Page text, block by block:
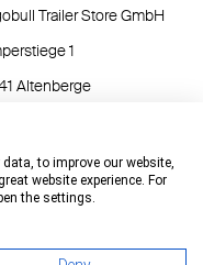
Trailer Store GmbH
1
Altenberge
cts@cargobull.com
to improve our website,
website experience. For
the settings.